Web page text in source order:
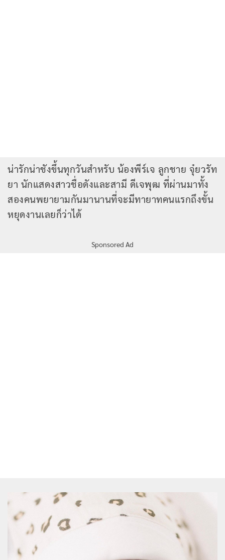
น่ารักน่าชังขึ้นทุกวันสำหรับ น้องพีร์เจ ลูกชาย จุ๋ยวรัท
ยา นักแสดงสาวชื่อดังและสามี ดีเจพุฒ ที่ผ่านมาทั้ง
สองคนพยายามกันมานานที่จะมีทายาทคนแรกถึงขั้น
หยุดงานเลยก็ว่าได้
Sponsored Ad